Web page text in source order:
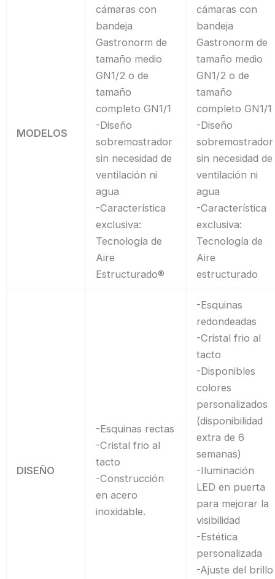
MODELOS
cámaras con
bandeja
Gastronorm de
tamaño medio
GN1/2 o de
tamaño
completo GN1/1
-Diseño
sobremostrador
sin necesidad de
ventilación ni
agua
-Característica
exclusiva:
Tecnología de
Aire
Estructurado®
cámaras con
bandeja
Gastronorm de
tamaño medio
GN1/2 o de
tamaño
completo GN1/1
-Diseño
sobremostrador
sin necesidad de
ventilación ni
agua
-Característica
exclusiva:
Tecnología de
Aire
estructurado
DISEÑO
-Esquinas rectas
-Cristal frio al
tacto
-Construcción
en acero
inoxidable.
-Esquinas
redondeadas
-Cristal frio al
tacto
-Disponibles
colores
personalizados
(disponibilidad
extra de 6
semanas)
-Iluminación
LED en puerta
para mejorar la
visibilidad
-Estética
personalizada
-Ajuste del brillo